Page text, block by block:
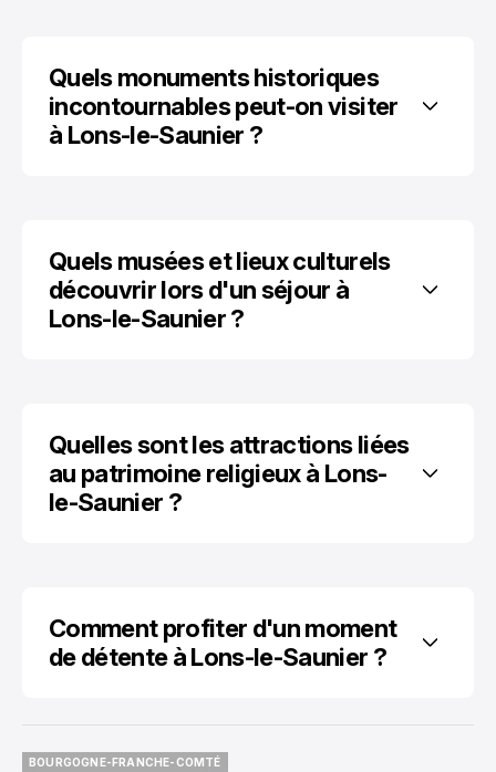
Quels monuments historiques
incontournables peut-on visiter
à Lons-le-Saunier ?
Quels musées et lieux culturels
découvrir lors d'un séjour à
Lons-le-Saunier ?
Quelles sont les attractions liées
au patrimoine religieux à Lons-
le-Saunier ?
Comment profiter d'un moment
de détente à Lons-le-Saunier ?
BOURGOGNE-FRANCHE-COMTÉ